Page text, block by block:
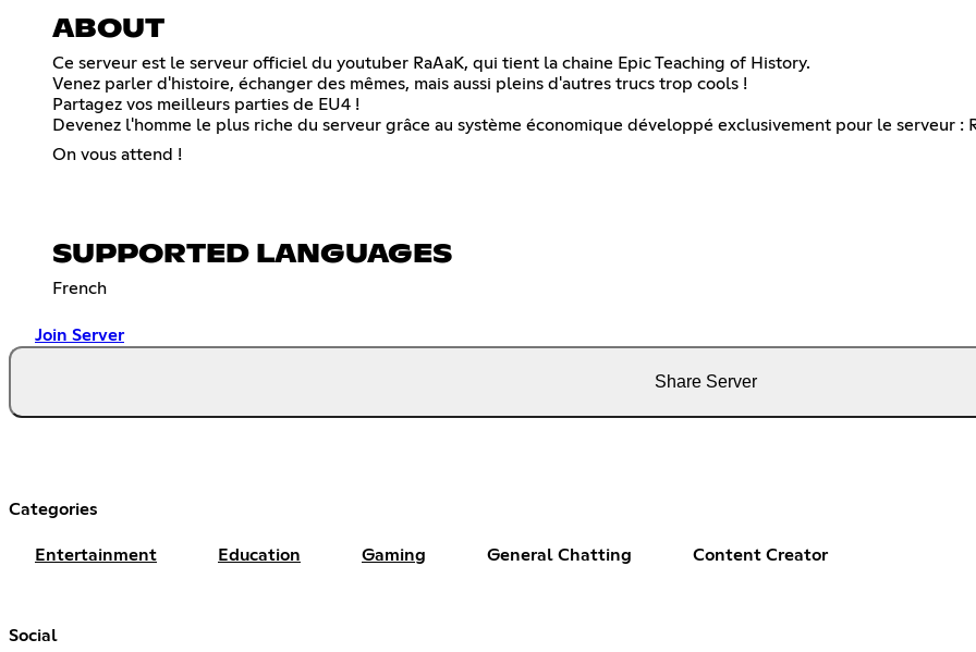
ABOUT
Ce serveur est le serveur officiel du youtuber RaAaK, qui tient la chaine Epic Teaching of History.
Venez parler d'histoire, échanger des mêmes, mais aussi pleins d'autres trucs trop cools !
Partagez vos meilleurs parties de EU4 !
Devenez l'homme le plus riche du serveur grâce au système économique développé exclusivement pour le serveur :
On vous attend !
SUPPORTED LANGUAGES
French
Join Server
Share Server
Categories
Entertainment Education Gaming General Chatting Content Creator
Social